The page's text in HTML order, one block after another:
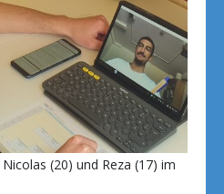
(20) und Reza (17) im